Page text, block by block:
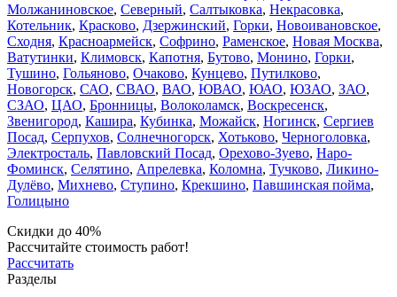
Молжаниновское, Северный, Салтыковка, Некрасовка,
Котельник, Красково, Дзержинский, Горки, Новоивановское,
Сходня, Красноармейск, Софрино, Раменское, Новая Москва,
Ватутинки, Климовск, Капотня, Бутово, Монино, Горки,
Тушино, Гольяново, Очаково, Кунцево, Путилково,
Новогорск, САО, СВАО, ВАО, ЮВАО, ЮАО, ЮЗАО, ЗАО,
СЗАО, ЦАО, Бронницы, Волоколамск, Воскресенск,
Звенигород, Кашира, Кубинка, Можайск, Ногинск, Сергиев
Посад, Серпухов, Солнечногорск, Хотьково, Черноголовка,
Электросталь, Павловский Посад, Орехово-Зуево, Наро-
Фоминск, Селятино, Апрелевка, Коломна, Тучково, Ликино-
Дулёво, Михнево, Ступино, Крекшино, Павшинская пойма,
Голицыно
Скидки до 40%
Рассчитайте стоимость работ!
Рассчитать
Разделы